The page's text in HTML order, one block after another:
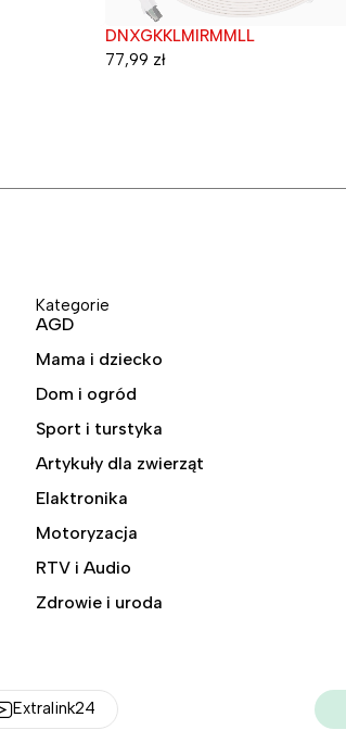
Wyprzedane
DNXGKKLMIRMMLL
77,99 zł
Kategorie
AGD
Mama i dziecko
Dom i ogród
Sport i turstyka
Artykuły dla zwierząt
Elaktronika
Motoryzacja
RTV i Audio
Zdrowie i uroda
Extralink24